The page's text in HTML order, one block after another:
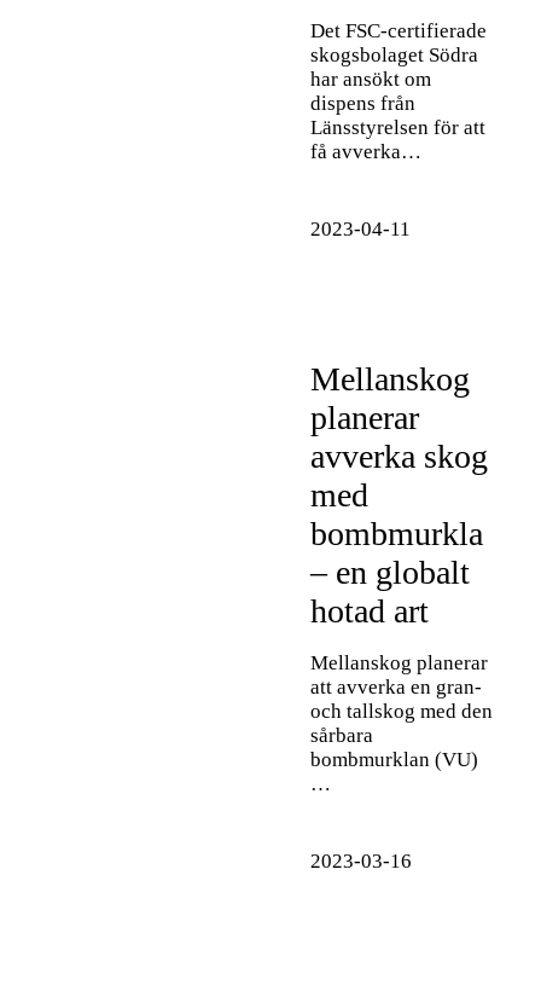
Det FSC-certifierade
skogsbolaget Södra
har ansökt om
dispens från
Länsstyrelsen för att
få avverka…
2023-04-11
Mellanskog
planerar
avverka skog
med
bombmurkla
– en globalt
hotad art
Mellanskog planerar
att avverka en gran-
och tallskog med den
sårbara
bombmurklan (VU)
…
2023-03-16